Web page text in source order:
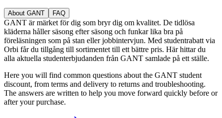
About GANT FAQ
GANT är märket för dig som bryr dig om kvalitet. De tidlösa
kläderna håller säsong efter säsong och funkar lika bra på
föreläsningen som på stan eller jobbintervjun. Med studentrabatt via
Orbi får du tillgång till sortimentet till ett bättre pris. Här hittar du
alla aktuella studenterbjudanden från GANT samlade på ett ställe.
Here you will find common questions about the GANT student
discount, from terms and delivery to returns and troubleshooting.
The answers are written to help you move forward quickly before or
after your purchase.